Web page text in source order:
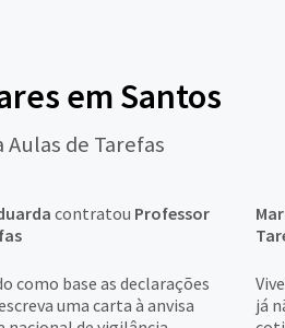
em Santos
de Tarefas
contratou Professor
como base as declarações
uma carta à anvisa
já